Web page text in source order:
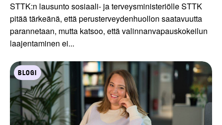
STTK:n lausunto sosiaali- ja terveysministeriölle STTK
pitää tärkeänä, että perusterveydenhuollon saatavuutta
parannetaan, mutta katsoo, että valinnanvapauskokeilun
laajentaminen ei...
BLOGI